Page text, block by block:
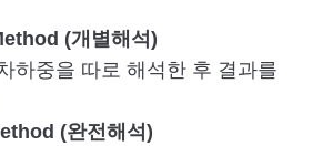
(개별해석)
하중을 따로 해석한 후 결과를
(완전해석)